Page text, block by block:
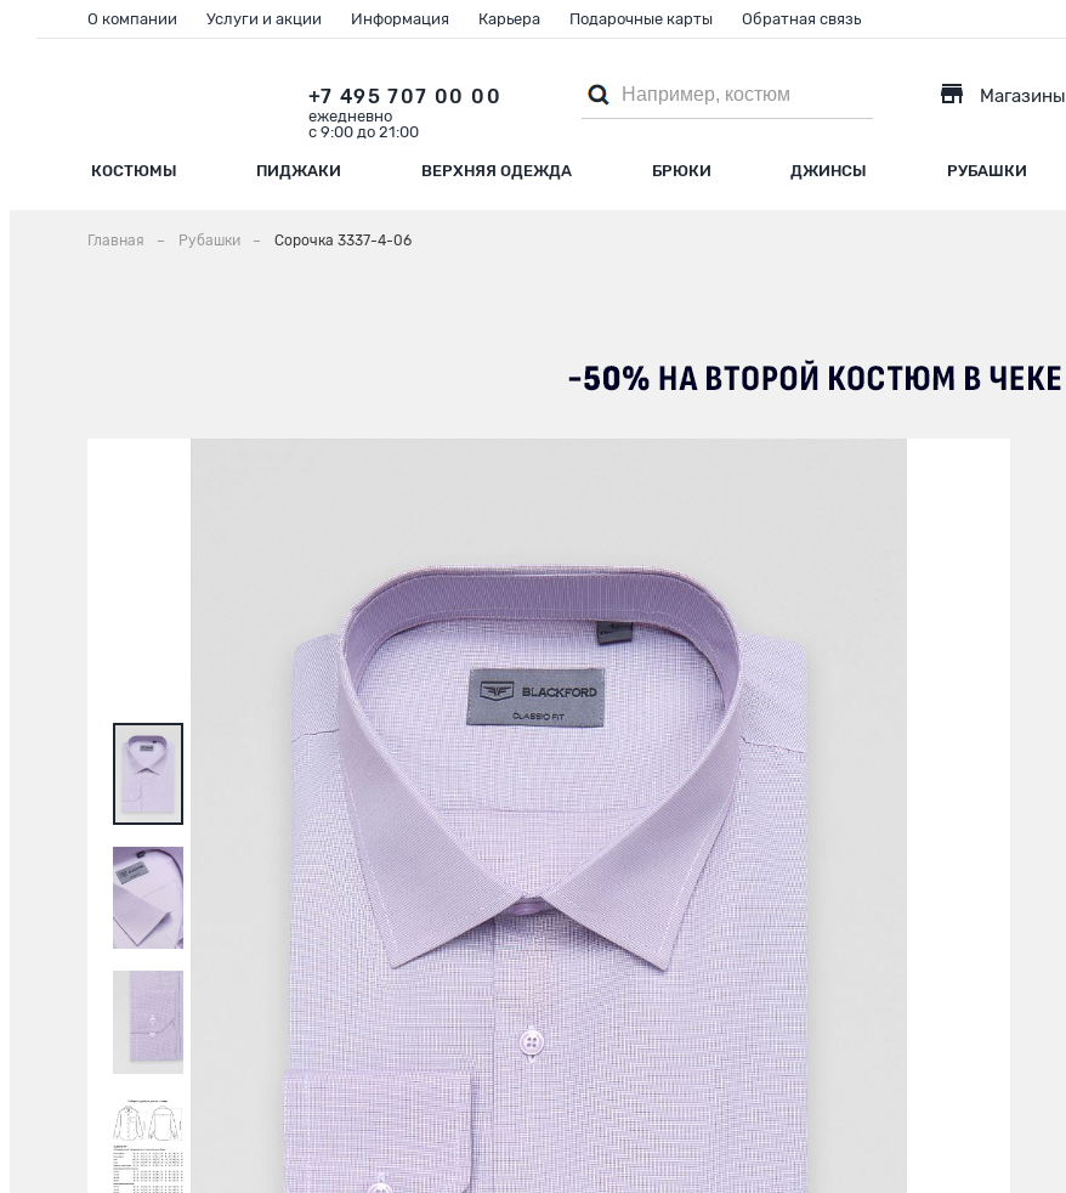
КОСТЮМЫ ПИДЖАКИ ВЕРХНЯЯ ОДЕЖДА БРЮКИ ДЖИНСЫ РУБАШКИ
+7 495 707 00 00
ежедневно
с 9:00 до 21:00
Магазины
О компании Услуги и акции Информация Карьера Подарочные карты Обратная связь
Главная Рубашки Сорочка 3337-4-06